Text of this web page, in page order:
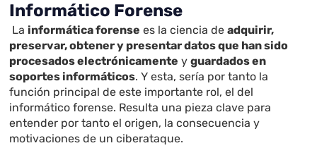
Informático Forense
La informática forense es la ciencia deadquirir,
preservar, obtener y presentar datos que han sido
procesados electrónicamente yguardados en
soportes informáticos. Y esta, sería por tanto la
función principal de este importante rol, el del
informático forense. Resulta una pieza clave para
entender por tanto el origen, la consecuencia y
motivaciones de un ciberataque.